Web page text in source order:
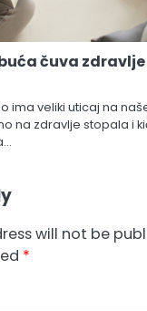
čuva
ima veliki uticaj na
na zdravlje stopala i
will not be
*